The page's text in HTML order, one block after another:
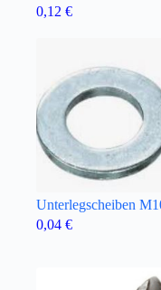
0,12 €
Unterlegscheiben
0,04 €